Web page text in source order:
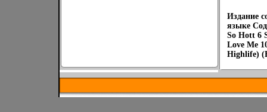
Издание
языке
So Hott 6
Love Me
Highlife)